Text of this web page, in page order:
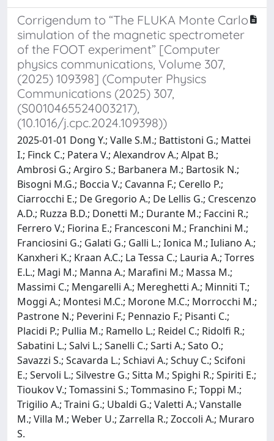
Corrigendum to “The FLUKA Monte Carlo
simulation of the magnetic spectrometer
of the FOOT experiment” [Computer
physics communications, Volume 307,
(2025) 109398] (Computer Physics
Communications (2025) 307,
(S0010465524003217),
(10.1016/j.cpc.2024.109398))
2025-01-01 Dong Y.; Valle S.M.; Battistoni G.; Mattei
I.; Finck C.; Patera V.; Alexandrov A.; Alpat B.;
Ambrosi G.; Argiro S.; Barbanera M.; Bartosik N.;
Bisogni M.G.; Boccia V.; Cavanna F.; Cerello P.;
Ciarrocchi E.; De Gregorio A.; De Lellis G.; Crescenzo
A.D.; Ruzza B.D.; Donetti M.; Durante M.; Faccini R.;
Ferrero V.; Fiorina E.; Francesconi M.; Franchini M.;
Franciosini G.; Galati G.; Galli L.; Ionica M.; Iuliano A.;
Kanxheri K.; Kraan A.C.; La Tessa C.; Lauria A.; Torres
E.L.; Magi M.; Manna A.; Marafini M.; Massa M.;
Massimi C.; Mengarelli A.; Mereghetti A.; Minniti T.;
Moggi A.; Montesi M.C.; Morone M.C.; Morrocchi M.;
Pastrone N.; Peverini F.; Pennazio F.; Pisanti C.;
Placidi P.; Pullia M.; Ramello L.; Reidel C.; Ridolfi R.;
Sabatini L.; Salvi L.; Sanelli C.; Sarti A.; Sato O.;
Savazzi S.; Scavarda L.; Schiavi A.; Schuy C.; Scifoni
E.; Servoli L.; Silvestre G.; Sitta M.; Spighi R.; Spiriti E.;
Tioukov V.; Tomassini S.; Tommasino F.; Toppi M.;
Trigilio A.; Traini G.; Ubaldi G.; Valetti A.; Vanstalle
M.; Villa M.; Weber U.; Zarrella R.; Zoccoli A.; Muraro
S.